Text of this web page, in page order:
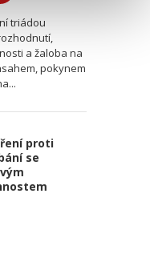
triádou
a žaloba na
pokynem
proti
se